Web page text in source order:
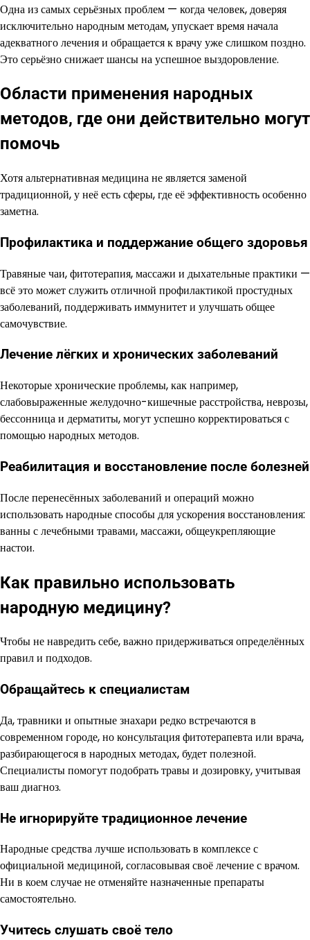
Одна из самых серьёзных проблем — когда человек, доверяя
исключительно народным методам, упускает время начала
адекватного лечения и обращается к врачу уже слишком поздно.
Это серьёзно снижает шансы на успешное выздоровление.
Области применения народных
методов, где они действительно могут
помочь
Хотя альтернативная медицина не является заменой
традиционной, у неё есть сферы, где её эффективность особенно
заметна.
Профилактика и поддержание общего здоровья
Травяные чаи, фитотерапия, массажи и дыхательные практики —
всё это может служить отличной профилактикой простудных
заболеваний, поддерживать иммунитет и улучшать общее
самочувствие.
Лечение лёгких и хронических заболеваний
Некоторые хронические проблемы, как например,
слабовыраженные желудочно-кишечные расстройства, неврозы,
бессонница и дерматиты, могут успешно корректироваться с
помощью народных методов.
Реабилитация и восстановление после болезней
После перенесённых заболеваний и операций можно
использовать народные способы для ускорения восстановления:
ванны с лечебными травами, массажи, общеукрепляющие
настои.
Как правильно использовать
народную медицину?
Чтобы не навредить себе, важно придерживаться определённых
правил и подходов.
Обращайтесь к специалистам
Да, травники и опытные знахари редко встречаются в
современном городе, но консультация фитотерапевта или врача,
разбирающегося в народных методах, будет полезной.
Специалисты помогут подобрать травы и дозировку, учитывая
ваш диагноз.
Не игнорируйте традиционное лечение
Народные средства лучше использовать в комплексе с
официальной медициной, согласовывая своё лечение с врачом.
Ни в коем случае не отменяйте назначенные препараты
самостоятельно.
Учитесь слушать своё тело